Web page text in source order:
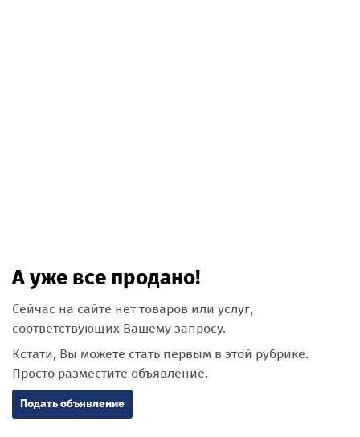
А уже все продано!
Сейчас на сайте нет товаров или услуг,
соответствующих Вашему запросу.
Кстати, Вы можете стать первым в этой рубрике.
Просто разместите объявление.
Подать объявление